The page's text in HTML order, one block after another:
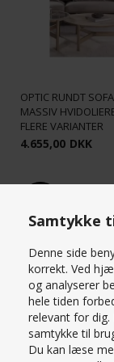
Samtykke
Denne side
korrekt. Ved
og analyserer
hele tiden
relevant for
samtykke til
Du kan læse
OPTIC RUNDT
MASSIV
FLERE VARIANTER
4.655,00 DKK
SYDNEY
EG - MESSING
Ø110 CM. - FLERE